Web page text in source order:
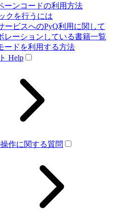
ーンコードの利用方法
クを行うには
ービスへのPyQ利用に関して
レーションしている書籍一覧
ードを利用する方法
Help
作に関する質問